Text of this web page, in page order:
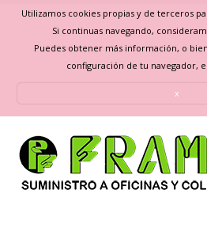
Utilizamos cookies propias y de terceros
Si continuas navegando,
Puedes obtener más información, o
configuración de tu navegador,
x